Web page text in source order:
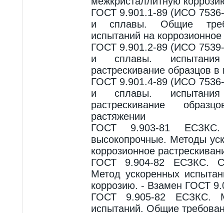
ГОСТ 9.901.1-89 (ИСО
и сплавы. Общие
испытаний на
ГОСТ 9.901.2-89 (ИСО
и сплавы.
растрескивание образцов в
ГОСТ 9.901.4-89 (ИСО
и сплавы.
растрескивание
растяжении
ГОСТ 9.903-81
высокопрочные. Методы
коррозионное
ГОСТ 9.904-82 ЕСЗКС.
Метод ускоренных
коррозию. - Взамен ГОСТ
ГОСТ 9.905-82 ЕСЗКС.
испытаний. Общие